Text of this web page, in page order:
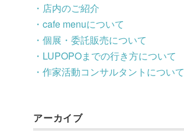
・店内のご紹介
・cafe menuについて
・個展・委託販売について
・LUPOPOまでの行き方について
・作家活動コンサルタントについて
アーカイブ